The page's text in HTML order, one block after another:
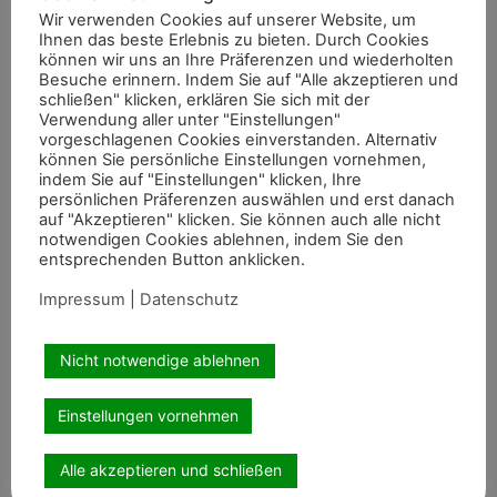
am kommenden Wochenende begeben. So war der Weg
frei für das zweitplatzierte Paar des Grand Prix, Susan
Pape (GBR) und ihre Jazz-Tochter Giulilanta. Sie
gewannen den Special mit 74,039 Prozent. An zweiter
Stelle reihten sich die frisch gebackenen U25-
Doppeleuropameister ein, Anna Schölermann und
Springborgs Guardian (71,608). Dritte wurde Kür-Siegerin
Bianca Nowag-Aulenbrock, diesmal auf Queolito
(71,235).
Artikel teilen
Wir verwenden Cookies auf unserer Website, um
Ihnen das beste Erlebnis zu bieten. Durch Cookies
können wir uns an Ihre Präferenzen und wiederholten
Besuche erinnern. Indem Sie auf "Alle akzeptieren und
schließen" klicken, erklären Sie sich mit der
Verwendung aller unter "Einstellungen"
vorgeschlagenen Cookies einverstanden. Alternativ
können Sie persönliche Einstellungen vornehmen,
indem Sie auf "Einstellungen" klicken, Ihre
persönlichen Präferenzen auswählen und erst danach
auf "Akzeptieren" klicken. Sie können auch alle nicht
notwendigen Cookies ablehnen, indem Sie den
entsprechenden Button anklicken.
Impressum
Datenschutz
Nicht notwendige ablehnen
Einstellungen vornehmen
Alle akzeptieren und schließen